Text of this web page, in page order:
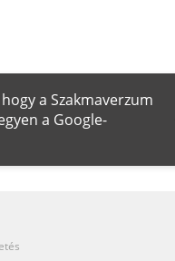
a Szakmaverzum
a Google-